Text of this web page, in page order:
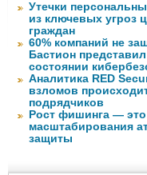
Утечки
из ключевых угроз
граждан
60% компаний не
Бастион
состоянии
Аналитика RED
взломов
подрядчиков
Рост фишинга —
масштабирования
защиты